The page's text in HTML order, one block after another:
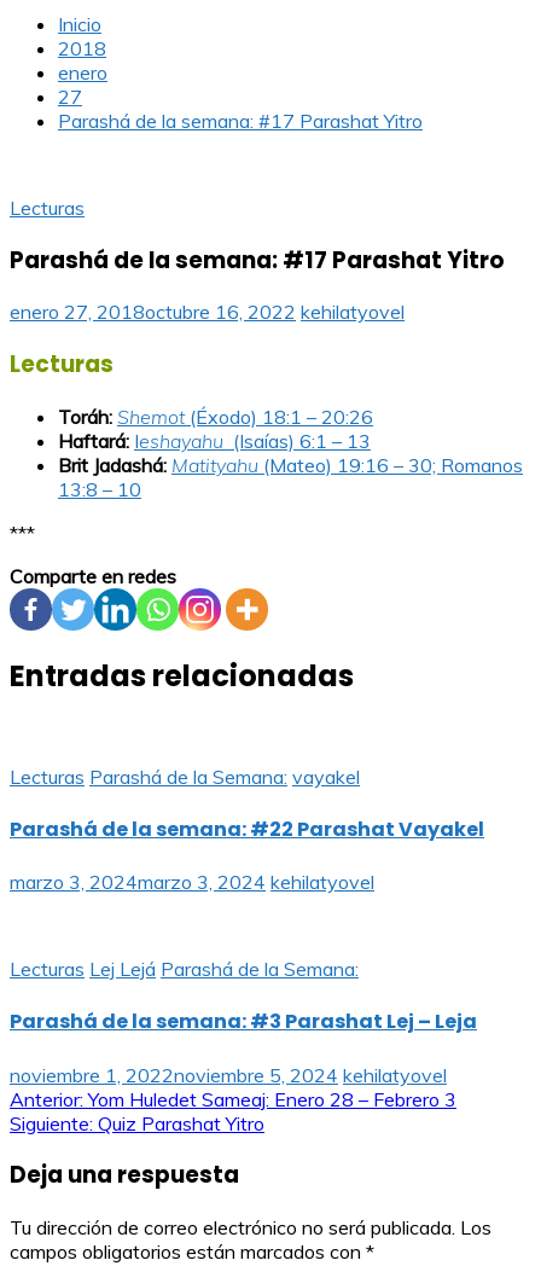
Inicio
2018
enero
27
Parashá de la semana: #17 Parashat Yitro
Lecturas
Parashá de la semana: #17 Parashat Yitro
enero 27, 2018octubre 16, 2022 kehilatyovel
Lecturas
Toráh: Shemot(Éxodo) 18:1 – 20:26
Haftará: Ieshayahu (Isaías) 6:1 – 13
Brit Jadashá: Matityahu (Mateo) 19:16 – 30; Romanos
13:8 – 10
***
Comparte en redes
Entradas relacionadas
Lecturas Parashá de la Semana: vayakel
Parashá de la semana: #22 Parashat Vayakel
marzo 3, 2024marzo 3, 2024 kehilatyovel
Lecturas Lej Lejá Parashá de la Semana:
Parashá de la semana: #3 Parashat Lej – Leja
noviembre 1, 2022noviembre 5, 2024 kehilatyovel
Navegación
entradas
Anterior: Yom Huledet Sameaj: Enero 28 – Febrero 3
Siguiente: Quiz Parashat Yitro
Deja una respuesta
Tu dirección de correo electrónico no será publicada. Los
campos obligatorios están marcados con *